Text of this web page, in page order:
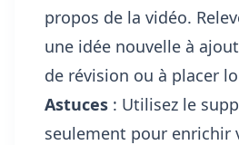
propos de la vidéo.
une idée nouvelle à
de révision ou à placer
Astuces : Utilisez le
seulement pour enrichir